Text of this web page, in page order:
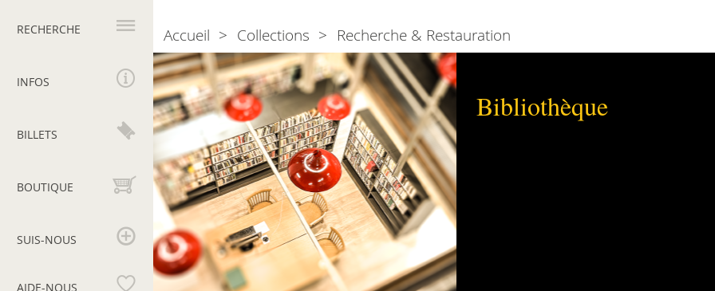
principale
RECHERCHE
INFOS
BILLETS
BOUTIQUE
SUIS-NOUS
AIDE-NOUS
Bibliothèque
Bibliothèque
Breadcrumb
Accueil Collections Recherche & Restauration